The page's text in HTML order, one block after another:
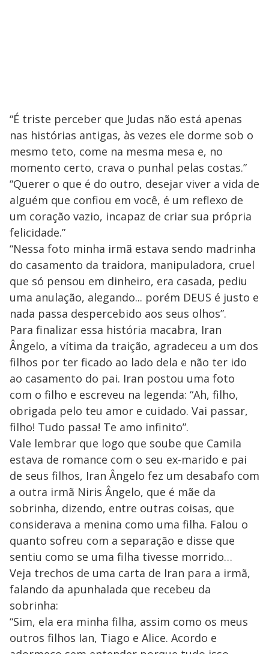
“É triste perceber que Judas não está apenas
nas histórias antigas, às vezes ele dorme sob o
mesmo teto, come na mesma mesa e, no
momento certo, crava o punhal pelas costas.”
“Querer o que é do outro, desejar viver a vida de
alguém que confiou em você, é um reflexo de
um coração vazio, incapaz de criar sua própria
felicidade.”
“Nessa foto minha irmã estava sendo madrinha
do casamento da traidora, manipuladora, cruel
que só pensou em dinheiro, era casada, pediu
uma anulação, alegando... porém DEUS é justo e
nada passa despercebido aos seus olhos”.
Para finalizar essa história macabra, Iran
Ângelo, a vítima da traição, agradeceu a um dos
filhos por ter ficado ao lado dela e não ter ido
ao casamento do pai. Iran postou uma foto
com o filho e escreveu na legenda: “Ah, filho,
obrigada pelo teu amor e cuidado. Vai passar,
filho! Tudo passa! Te amo infinito”.
Vale lembrar que logo que soube que Camila
estava de romance com o seu ex-marido e pai
de seus filhos, Iran Ângelo fez um desabafo com
a outra irmã Niris Ângelo, que é mãe da
sobrinha, dizendo, entre outras coisas, que
considerava a menina como uma filha. Falou o
quanto sofreu com a separação e disse que
sentiu como se uma filha tivesse morrido…
Veja trechos de uma carta de Iran para a irmã,
falando da apunhalada que recebeu da
sobrinha:
“Sim, ela era minha filha, assim como os meus
outros filhos Ian, Tiago e Alice. Acordo e